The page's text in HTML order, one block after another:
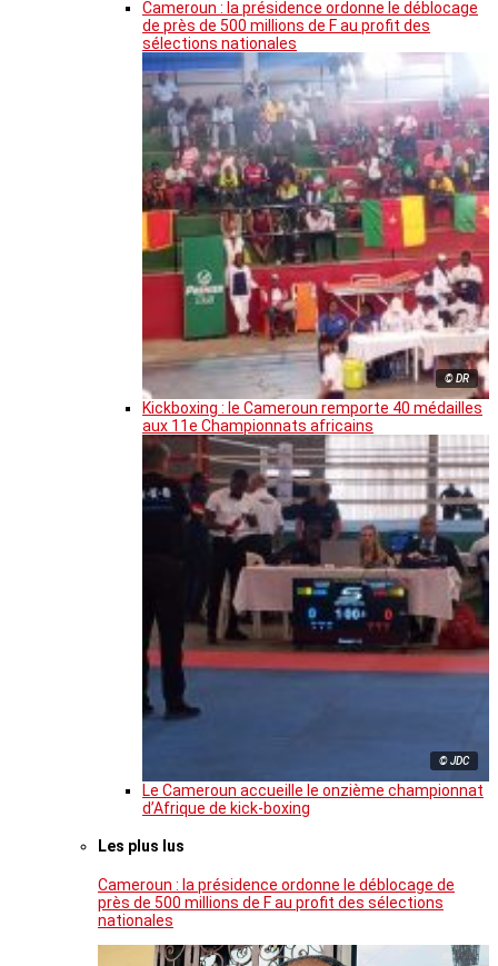
Cameroun : la présidence ordonne le déblocage
de près de 500 millions de F au profit des
sélections nationales
© DR
Kickboxing : le Cameroun remporte 40 médailles
aux 11e Championnats africains
© JDC
Le Cameroun accueille le onzième championnat
d’Afrique de kick-boxing
Les plus lus
Cameroun : la présidence ordonne le déblocage de
près de 500 millions de F au profit des sélections
nationales